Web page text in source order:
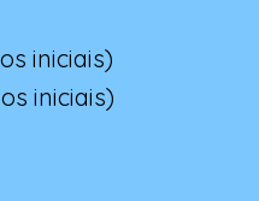
iniciais)
iniciais)